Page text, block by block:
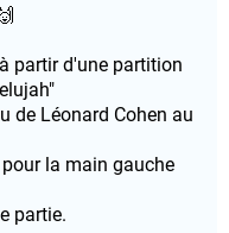
🙌
partir d'une partition
de Léonard Cohen au
la main gauche
partie.